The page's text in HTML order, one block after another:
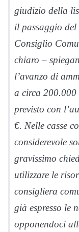
giudizio della
il passaggio del
Consiglio
chiaro –
l’avanzo di
a circa
previsto con
€. Nelle casse
considerevole
gravissimo
utilizzare le
consigliera
già espresso le
opponendoci